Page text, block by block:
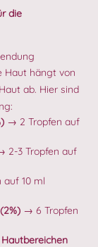
die
Haut hängt von
ab. Hier sind
→ 2 Tropfen auf
2-3 Tropfen auf
auf 10 ml
→ 6 Tropfen